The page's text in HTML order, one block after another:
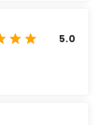
5.0